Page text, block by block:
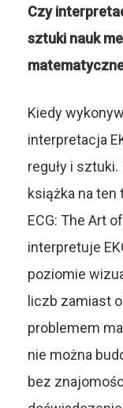
Czy
sztuki nauk
Kiedy
interpretacja
reguły i
książka na ten
ECG: The Art
interpretuje
poziomie
liczb zamiast
problemem
nie można
bez